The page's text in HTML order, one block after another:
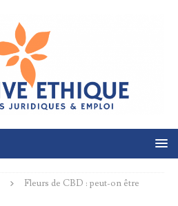
Fleurs de CBD : peut-on être